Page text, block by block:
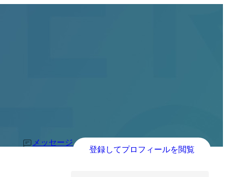
メッセージ
登録してプロフィールを閲覧